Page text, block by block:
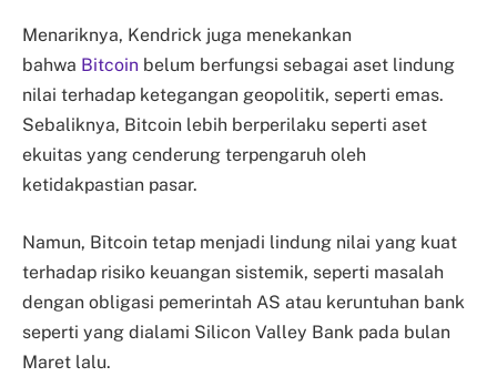
Menariknya, Kendrick juga menekankan
bahwa Bitcoin belum berfungsi sebagai aset lindung
nilai terhadap ketegangan geopolitik, seperti emas.
Sebaliknya, Bitcoin lebih berperilaku seperti aset
ekuitas yang cenderung terpengaruh oleh
ketidakpastian pasar.
Namun, Bitcoin tetap menjadi lindung nilai yang kuat
terhadap risiko keuangan sistemik, seperti masalah
dengan obligasi pemerintah AS atau keruntuhan bank
seperti yang dialami Silicon Valley Bank pada bulan
Maret lalu.